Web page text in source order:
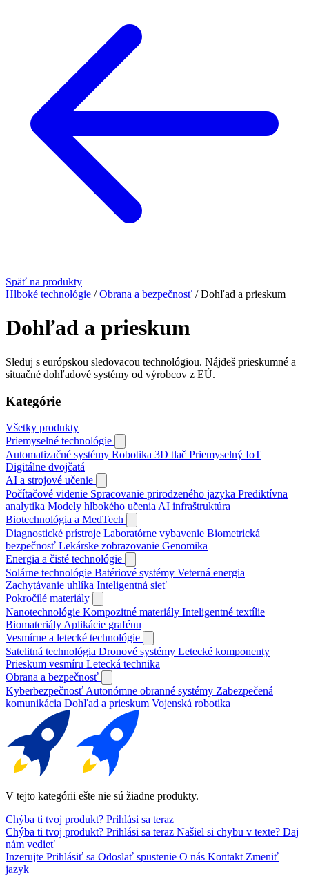
Späť na produkty
Hlboké technológie / Obrana a bezpečnosť / Dohľad a prieskum
Dohľad a prieskum
Sleduj s európskou sledovacou technológiou. Nájdeš prieskumné a
situačné dohľadové systémy od výrobcov z EÚ.
Kategórie
Všetky produkty
Priemyselné technológie
Automatizačné systémy Robotika 3D tlač Priemyselný IoT
Digitálne dvojčatá
AI a strojové učenie
Počítačové videnie Spracovanie prirodzeného jazyka Prediktívna
analytika Modely hlbokého učenia AI infraštruktúra
Biotechnológia a MedTech
Diagnostické prístroje Laboratórne vybavenie Biometrická
bezpečnosť Lekárske zobrazovanie Genomika
Energia a čisté technológie
Solárne technológie Batériové systémy Veterná energia
Zachytávanie uhlíka Inteligentná sieť
Pokročilé materiály
Nanotechnológie Kompozitné materiály Inteligentné textílie
Biomateriály Aplikácie grafénu
Vesmírne a letecké technológie
Satelitná technológia Dronové systémy Letecké komponenty
Prieskum vesmíru Letecká technika
Obrana a bezpečnosť
Kyberbezpečnosť Autonómne obranné systémy Zabezpečená
komunikácia Dohľad a prieskum Vojenská robotika
V tejto kategórii ešte nie sú žiadne produkty.
Chýba ti tvoj produkt? Prihlási sa teraz
Chýba ti tvoj produkt? Prihlási sa teraz Našiel si chybu v texte? Daj
nám vedieť
Inzerujte Prihlásiť sa Odoslať spustenie O nás Kontakt Zmeniť
jazyk